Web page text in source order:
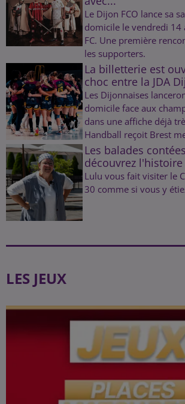
Le Dijon FCO lance sa
domicile le vendredi 14
FC. Une première
les supporters.
La billetterie est
choc entre la JDA
Les Dijonnaises
domicile face aux
dans une affiche déjà
Handball reçoit Brest
Les balades
découvrez
Lulu vous fait visiter le
30 comme si vous y
LES JEUX